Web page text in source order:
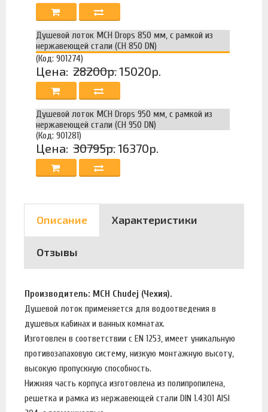
Душевой лоток MCH Drops 850 мм, с рамкой из
нержавеющей стали (CH 850 DN)
(Код: 901274)
Цена: 28200р.15020р.
Душевой лоток MCH Drops 950 мм, с рамкой из
нержавеющей стали (CH 950 DN)
(Код: 901281)
Цена: 30795р.16370р.
Описание Характеристики
Отзывы
Производитель: MCH Chudej (Чехия).
Душевой лоток применяется для водоотведения в
душевых кабинах и ванных комнатах.
Изготовлен в соответствии с EN 1253, имеет уникальную
противозапаховую систему, низкую монтажную высоту,
высокую пропускную способность.
Нижняя часть корпуса изготовлена из полипропилена,
решетка и рамка из нержавеющей стали DIN 1.4301 AISI